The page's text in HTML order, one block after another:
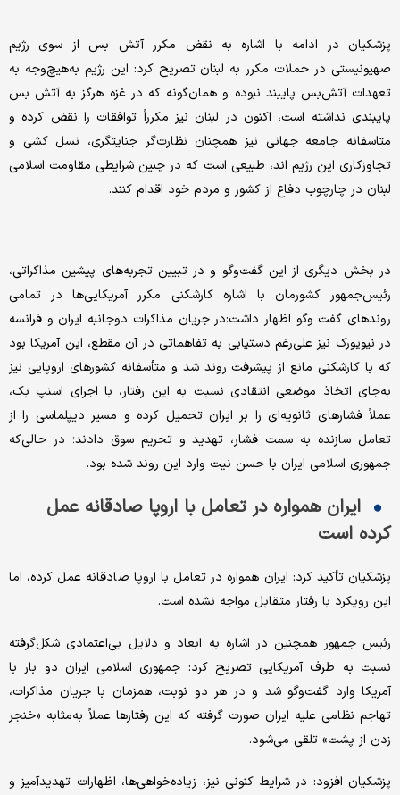
پزشکیان در ادامه با اشاره به نقض مکرر آتش بس از سوی رژیم
صهیونیستی در حملات مکرر به لبنان تصریح کرد: این رژیم به‌هیچ‌وجه به
تعهدات آتش‌بس پایبند نبوده و همان‌گونه که در غزه هرگز به آتش بس
پایبندی نداشته است، اکنون در لبنان نیز مکرراً توافقات را نقض کرده و
متاسفانه جامعه جهانی نیز همچنان نظارت‌گر جنایتگری، نسل کشی و
تجاوزکاری این رژیم اند، طبیعی است که در چنین شرایطی مقاومت اسلامی
لبنان در چارچوب دفاع از کشور و مردم خود اقدام کنند.
در بخش دیگری از این گفت‌وگو و در تبیین تجربه‌های پیشین مذاکراتی،
رئیس‌جمهور کشورمان با اشاره کارشکنی مکرر آمریکایی‌ها در تمامی
روندهای گفت وگو اظهار داشت:در جریان مذاکرات دوجانبه ایران و فرانسه
در نیویورک نیز علی‌رغم دستیابی به تفاهماتی در آن مقطع، این آمریکا بود
که با کارشکنی مانع از پیشرفت روند شد و متأسفانه کشورهای اروپایی نیز
به‌جای اتخاذ موضعی انتقادی نسبت به این رفتار، با اجرای اسنپ بک،
عملاً فشارهای ثانویه‌ای را بر ایران تحمیل کرده و مسیر دیپلماسی را از
تعامل سازنده به سمت فشار، تهدید و تحریم سوق دادند؛ در حالی‌که
جمهوری اسلامی ایران با حسن نیت وارد این روند شده بود.
ایران همواره در تعامل با اروپا صادقانه عمل
کرده است
پزشکیان تأکید کرد: ایران همواره در تعامل با اروپا صادقانه عمل کرده، اما
این رویکرد با رفتار متقابل مواجه نشده است.
رئیس جمهور همچنین در اشاره به ابعاد و دلایل بی‌اعتمادی شکل‌گرفته
نسبت به طرف آمریکایی تصریح کرد: جمهوری اسلامی ایران دو بار با
آمریکا وارد گفت‌وگو شد و در هر دو نوبت، همزمان با جریان مذاکرات،
تهاجم نظامی علیه ایران صورت گرفته که این رفتارها عملاً به‌مثابه «خنجر
زدن از پشت» تلقی می‌شود.
پزشکیان افزود: در شرایط کنونی نیز، زیاده‌خواهی‌ها، اظهارات تهدیدآمیز و